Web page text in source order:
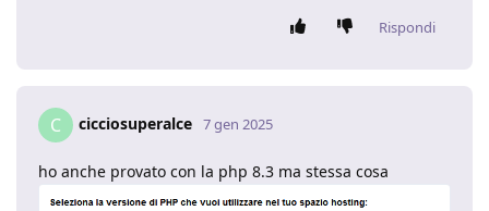
Rispondi
C cicciosuperalce 7 gen 2025
ho anche provato con la php 8.3 ma stessa cosa